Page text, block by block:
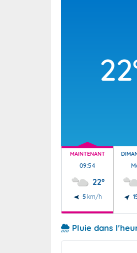
MAINTENANT
09:54
22°
5 km/h
Pluie dans